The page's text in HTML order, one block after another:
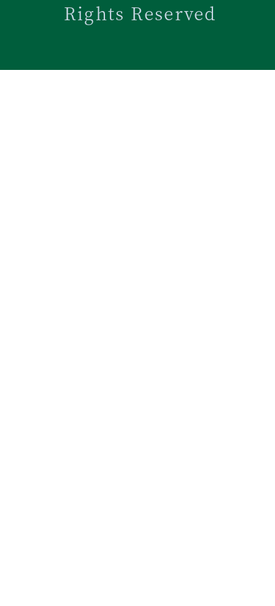
Rights Reserved